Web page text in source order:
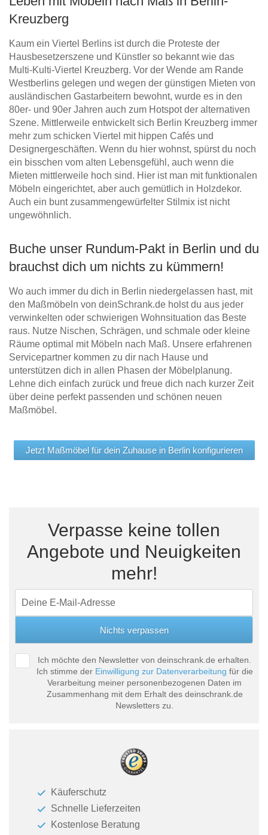
Kreuzberg
Kaum ein Viertel Berlins ist durch die Proteste der
Hausbesetzerszene und Künstler so bekannt wie das
Multi-Kulti-Viertel Kreuzberg. Vor der Wende am Rande
Westberlins gelegen und wegen der günstigen Mieten von
ausländischen Gastarbeitern bewohnt, wurde es in den
80er- und 90er Jahren auch zum Hotspot der alternativen
Szene. Mittlerweile entwickelt sich Berlin Kreuzberg immer
mehr zum schicken Viertel mit hippen Cafés und
Designergeschäften. Wenn du hier wohnst, spürst du noch
ein bisschen vom alten Lebensgefühl, auch wenn die
Mieten mittlerweile hoch sind. Hier ist man mit funktionalen
Möbeln eingerichtet, aber auch gemütlich in Holzdekor.
Auch ein bunt zusammengewürfelter Stilmix ist nicht
ungewöhnlich.
Buche unser Rundum-Pakt in Berlin und du
brauchst dich um nichts zu kümmern!
Wo auch immer du dich in Berlin niedergelassen hast, mit
den Maßmöbeln von deinSchrank.de holst du aus jeder
verwinkelten oder schwierigen Wohnsituation das Beste
raus. Nutze Nischen, Schrägen, und schmale oder kleine
Räume optimal mit Möbeln nach Maß. Unsere erfahrenen
Servicepartner kommen zu dir nach Hause und
unterstützen dich in allen Phasen der Möbelplanung.
Lehne dich einfach zurück und freue dich nach kurzer Zeit
über deine perfekt passenden und schönen neuen
Maßmöbel.
Jetzt Maßmöbel für dein Zuhause in Berlin konfigurieren
Verpasse keine tollen
Angebote und Neuigkeiten
mehr!
Ich möchte den Newsletter von deinschrank.de erhalten.
Ich stimme der Einwilligung zur Datenverarbeitung für die
Verarbeitung meiner personenbezogenen Daten im
Zusammenhang mit dem Erhalt des deinschrank.de
Newsletters zu.
Käuferschutz
Schnelle Lieferzeiten
Kostenlose Beratung